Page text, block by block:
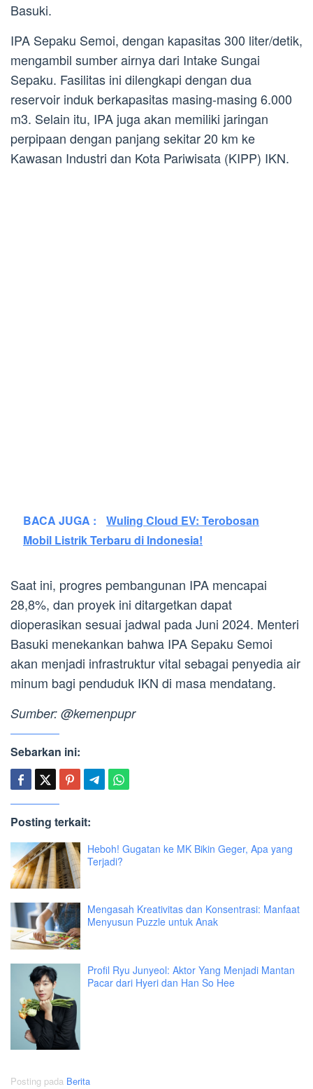
Basuki.
IPA Sepaku Semoi, dengan kapasitas 300 liter/detik,
mengambil sumber airnya dari Intake Sungai
Sepaku. Fasilitas ini dilengkapi dengan dua
reservoir induk berkapasitas masing-masing 6.000
m3. Selain itu, IPA juga akan memiliki jaringan
perpipaan dengan panjang sekitar 20 km ke
Kawasan Industri dan Kota Pariwisata (KIPP) IKN.
BACA JUGA :
Wuling Cloud EV: Terobosan
Mobil Listrik Terbaru di Indonesia!
Saat ini, progres pembangunan IPA mencapai
28,8%, dan proyek ini ditargetkan dapat
dioperasikan sesuai jadwal pada Juni 2024. Menteri
Basuki menekankan bahwa IPA Sepaku Semoi
akan menjadi infrastruktur vital sebagai penyedia air
minum bagi penduduk IKN di masa mendatang.
Sumber: @kemenpupr
Sebarkan ini:
Posting terkait:
Heboh! Gugatan ke MK Bikin Geger, Apa yang
Terjadi?
Mengasah Kreativitas dan Konsentrasi: Manfaat
Menyusun Puzzle untuk Anak
Profil Ryu Junyeol: Aktor Yang Menjadi Mantan
Pacar dari Hyeri dan Han So Hee
Posting pada Berita